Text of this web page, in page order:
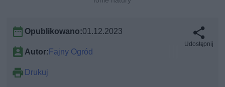
Opublikowano:01.12.2023
Autor:Fajny Ogród
Drukuj
Udostępnij